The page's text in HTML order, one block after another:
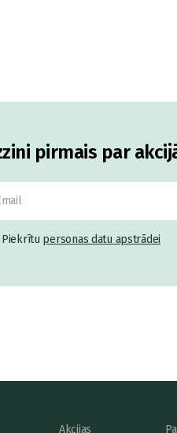
pirmais par
Piekrītu personas datu apstrādei
Akcijas